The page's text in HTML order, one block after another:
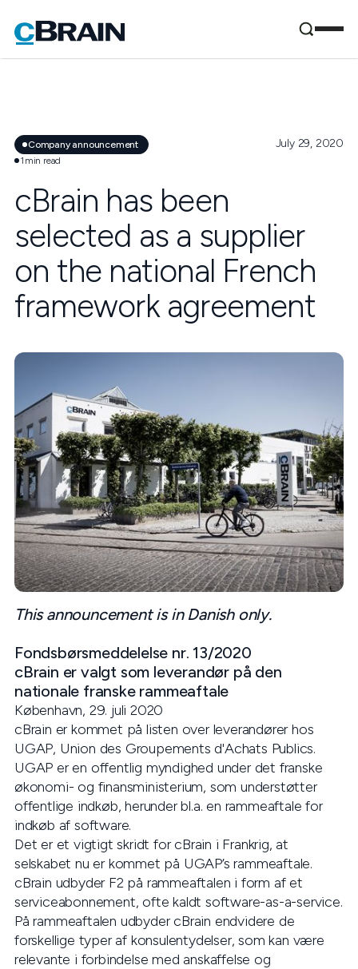
Company announcement
1 min read
July 29, 2020
cBrain has been
selected as a supplier
on the national French
framework agreement
This announcement is in Danish only.
Fondsbørsmeddelelse nr. 13/2020
cBrain er valgt som leverandør på den
nationale franske rammeaftale
København, 29. juli 2020
cBrain er kommet på listen over leverandører hos
UGAP, Union des Groupements d'Achats Publics.
UGAP er en offentlig myndighed under det franske
økonomi- og finansministerium, som understøtter
offentlige indkøb, herunder bl.a. en rammeaftale for
indkøb af software.
Det er et vigtigt skridt for cBrain i Frankrig, at
selskabet nu er kommet på UGAP’s rammeaftale.
cBrain udbyder F2 på rammeaftalen i form af et
serviceabonnement, ofte kaldt software-as-a-service.
På rammeaftalen udbyder cBrain endvidere de
forskellige typer af konsulentydelser, som kan være
relevante i forbindelse med anskaffelse og